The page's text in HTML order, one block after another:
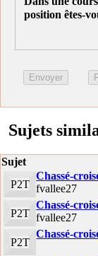
position êtes-
Sujets
Sujet
P2T
Chassé-
fvallee27
P2T
Chassé-
fvallee27
P2T
Chassé-